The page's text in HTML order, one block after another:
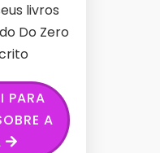
livros
Do Zero
PARA
A